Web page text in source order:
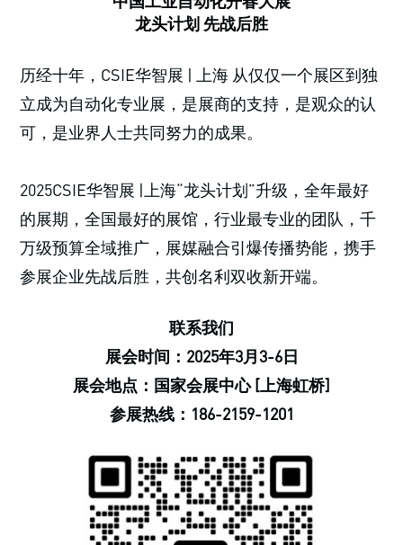
龙头计划 先战后胜
历经十年，CSIE华智展 | 上海 从仅仅一个展区到独
立成为自动化专业展，是展商的支持，是观众的认
可，是业界人士共同努力的成果。
2025CSIE华智展 |上海“龙头计划”升级，全年最好
的展期，全国最好的展馆，行业最专业的团队，千
万级预算全域推广，展媒融合引爆传播势能，携手
参展企业先战后胜，共创名利双收新开端。
联系我们
展会时间：2025年3月3-6日
展会地点：国家会展中心 [上海虹桥]
参展热线：186-2159-1201